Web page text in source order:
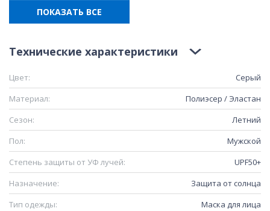
ПОКАЗАТЬ ВСЕ
Технические характеристики
Цвет:
Серый
Материал:
Полиэсер / Эластан
Сезон:
Летний
Пол:
Мужской
Степень защиты от УФ лучей:
UPF50+
Назначение:
Защита от солнца
Тип одежды:
Маска для лица